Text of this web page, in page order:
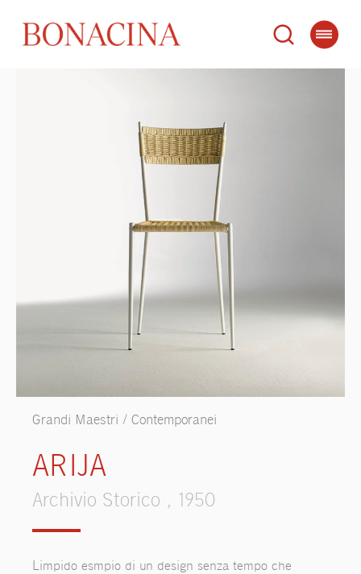
Grandi Maestri / Contemporanei
ARIJA
Archivio Storico , 1950
Limpido esmpio di un design senza tempo che